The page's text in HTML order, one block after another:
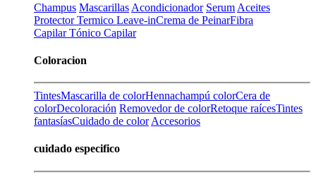
Champus Mascarillas Acondicionador Serum Aceites
Protector Termico Leave-inCrema de PeinarFibra
CapilarTónico Capilar
Coloracion
TintesMascarilla de colorHennachampú colorCera de
colorDecoloración Removedor de colorRetoque raícesTintes
fantasíasCuidado de color Accesorios
cuidado especifico